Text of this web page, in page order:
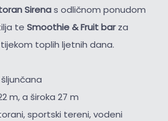
Sirenas odličnom ponudom
te Smoothie & Fruit barza
toplih ljetnih dana.
m, a široka 27 m
sportski tereni, vodeni